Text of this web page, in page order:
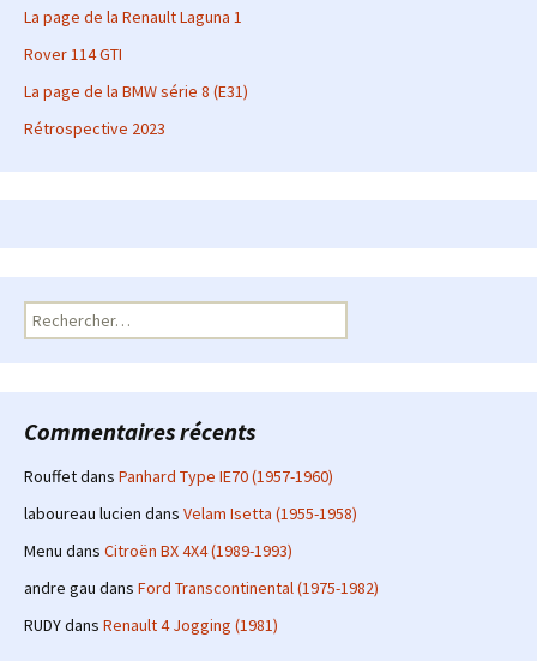
La page de la Renault Laguna 1
Rover 114 GTI
La page de la BMW série 8 (E31)
Rétrospective 2023
Rechercher :
Commentaires récents
Rouffetdans Panhard Type IE70 (1957-1960)
laboureau lucien dans Velam Isetta (1955-1958)
Menu dans Citroën BX 4X4 (1989-1993)
andre gau dans Ford Transcontinental (1975-1982)
RUDYdans Renault 4 Jogging (1981)